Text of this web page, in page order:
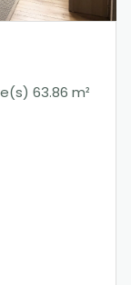
Appartement 3 pièce(s) 2 chambre(s) 63.86 m²